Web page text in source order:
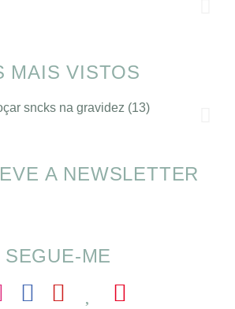
MAIS VISTOS
férias com SOMP
A NEWSLETTER
SEGUE-ME